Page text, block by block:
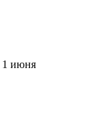
1 июня